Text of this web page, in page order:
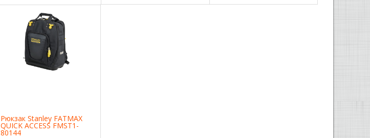
Рюкзак Stanley FATMAX
QUICK ACCESS FMST1-
80144